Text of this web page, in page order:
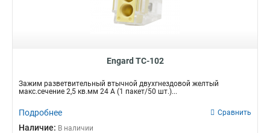
Engard TC-102
Зажим разветвительный втычной двухгнездовой желтый
макс.сечение 2,5 кв.мм 24 А (1 пакет/50 шт.)...
Подробнее Сравнить
Наличие: В наличии